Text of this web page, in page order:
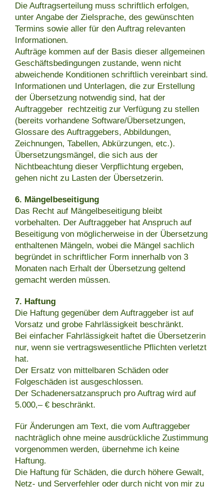
Die Auftragserteilung muss schriftlich erfolgen,
unter Angabe der Zielsprache, des gewünschten
Termins sowie aller für den Auftrag relevanten
Informationen.
Aufträge kommen auf der Basis dieser allgemeinen
Geschäftsbedingungen zustande, wenn nicht
abweichende Konditionen schriftlich vereinbart sind.
Informationen und Unterlagen, die zur Erstellung
der Übersetzung notwendig sind, hat der
Auftraggeber rechtzeitig zur Verfügung zu stellen
(bereits vorhandene Software/Übersetzungen,
Glossare des Auftraggebers, Abbildungen,
Zeichnungen, Tabellen, Abkürzungen, etc.).
Übersetzungsmängel, die sich aus der
Nichtbeachtung dieser Verpflichtung ergeben,
gehen nicht zu Lasten der Übersetzerin.
6. Mängelbeseitigung
Das Recht auf Mängelbeseitigung bleibt
vorbehalten. Der Auftraggeber hat Anspruch auf
Beseitigung von möglicherweise in der Übersetzung
enthaltenen Mängeln, wobei die Mängel sachlich
begründet in schriftlicher Form innerhalb von 3
Monaten nach Erhalt der Übersetzung geltend
gemacht werden müssen.
7. Haftung
Die Haftung gegenüber dem Auftraggeber ist auf
Vorsatz und grobe Fahrlässigkeit beschränkt.
Bei einfacher Fahrlässigkeit haftet die Übersetzerin
nur, wenn sie vertragswesentliche Pflichten verletzt
hat.
Der Ersatz von mittelbaren Schäden oder
Folgeschäden ist ausgeschlossen.
Der Schadenersatzanspruch pro Auftrag wird auf
5.000,– € beschränkt.
Für Änderungen am Text, die vom Auftraggeber
nachträglich ohne meine ausdrückliche Zustimmung
vorgenommen werden, übernehme ich keine
Haftung.
Die Haftung für Schäden, die durch höhere Gewalt,
Netz- und Serverfehler oder durch nicht von mir zu